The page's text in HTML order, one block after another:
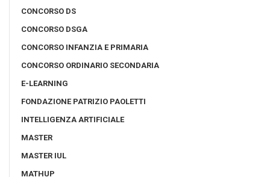
CONCORSO DS
CONCORSO DSGA
CONCORSO INFANZIA E PRIMARIA
CONCORSO ORDINARIO SECONDARIA
E-LEARNING
FONDAZIONE PATRIZIO PAOLETTI
INTELLIGENZA ARTIFICIALE
MASTER
MASTER IUL
MATHUP